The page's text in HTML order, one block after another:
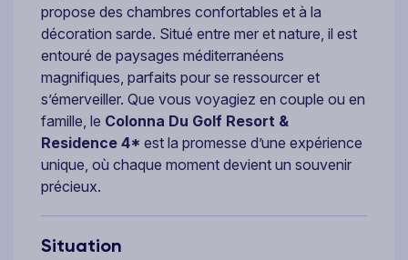
propose des chambres confortables et à la
décoration sarde. Situé entre mer et nature, il est
entouré de paysages méditerranéens
magnifiques, parfaits pour se ressourcer et
s’émerveiller. Que vous voyagiez en couple ou en
famille, le Colonna Du Golf Resort &
Residence 4* est la promesse d’une expérience
unique, où chaque moment devient un souvenir
précieux.
Situation